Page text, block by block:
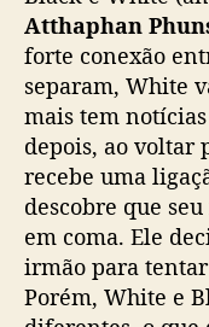
Atthaphan
forte conexão
separam, White
mais tem
depois, ao voltar
recebe uma
descobre que
em coma. Ele
irmão para
Porém, White e